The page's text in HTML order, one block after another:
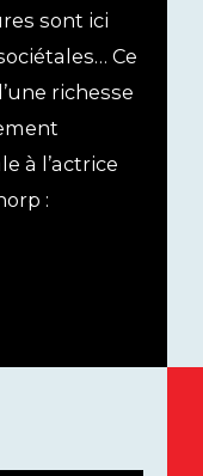
sont ici
Ce
richesse
à l’actrice
: